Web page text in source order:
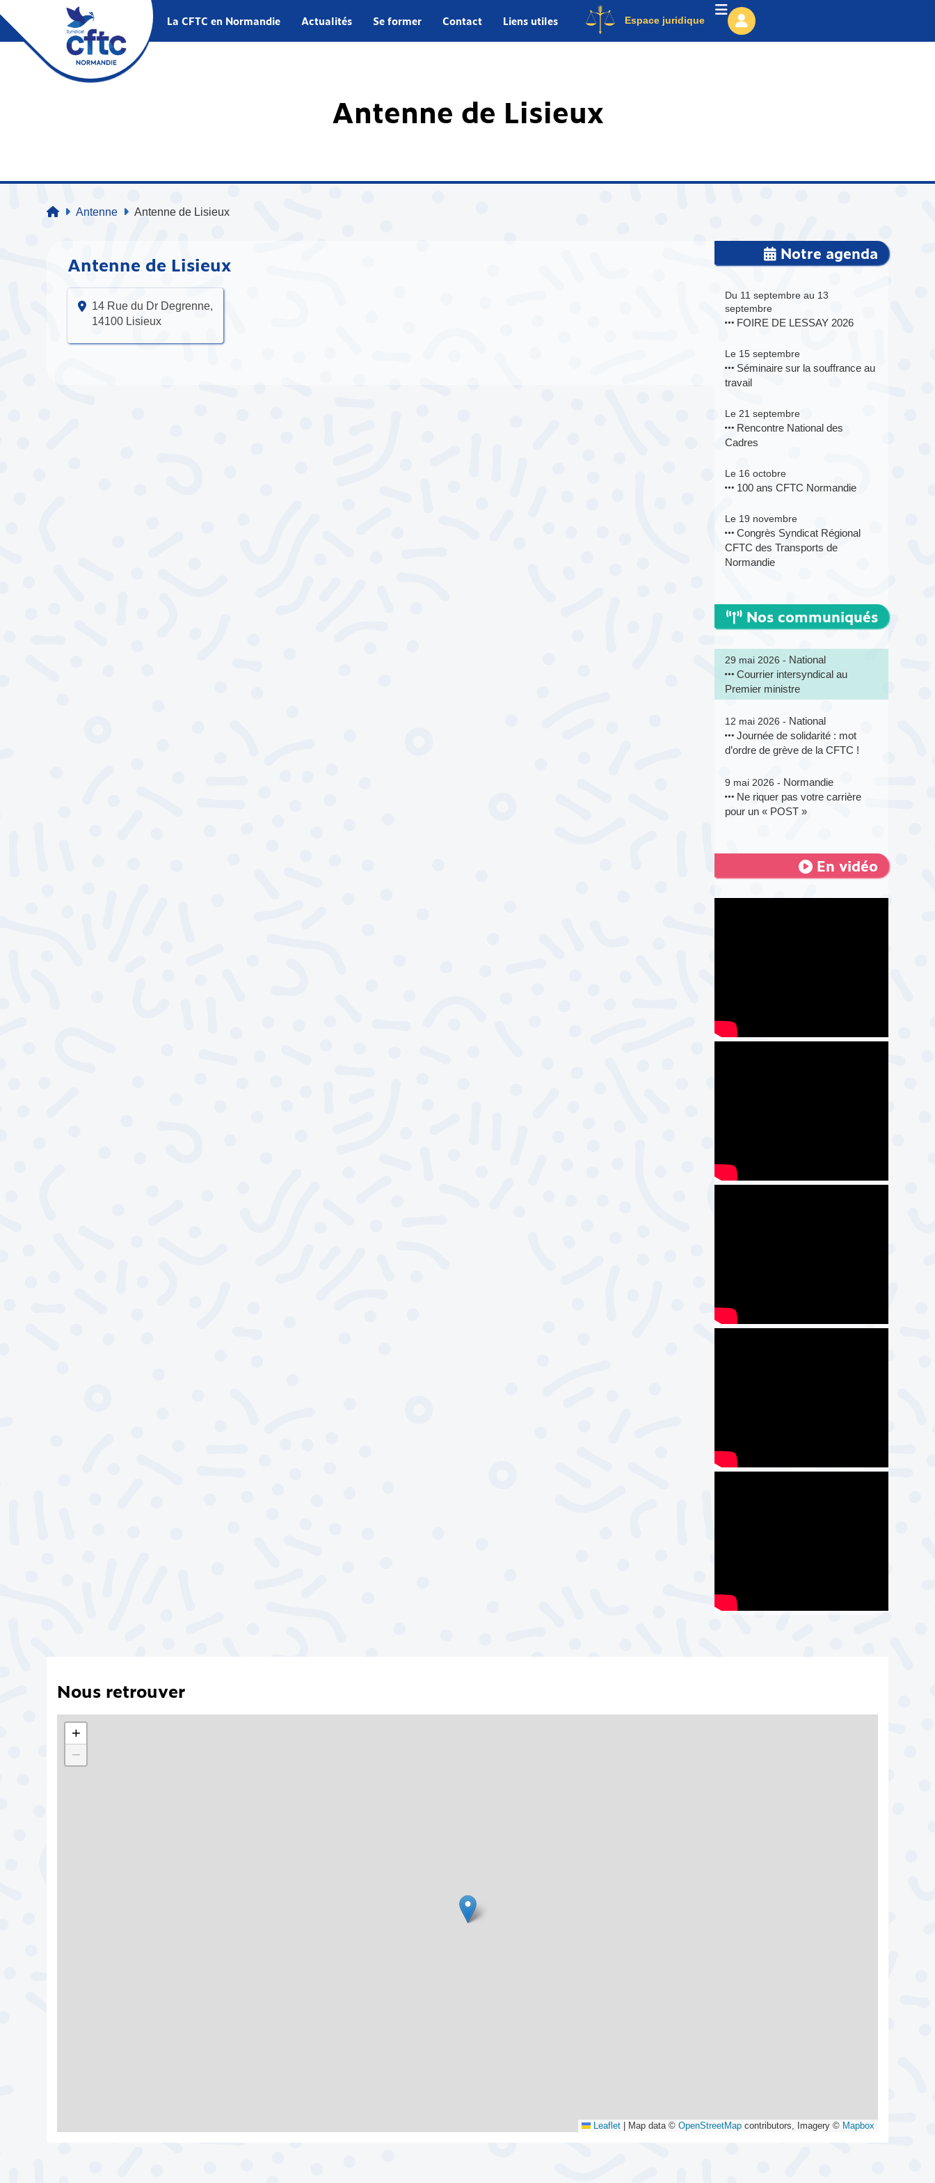
La CFTC en Normandie Actualités Se former Contact Liens utiles Espace juridique
Antenne de Lisieux
Antenne Antenne de Lisieux
Antenne de Lisieux
14 Rue du Dr Degrenne,
14100 Lisieux
Notre agenda
Du 11 septembre au 13
septembre
FOIRE DE LESSAY 2026
Le 15 septembre
Séminaire sur la souffrance au
travail
Le 21 septembre
Rencontre National des
Cadres
Le 16 octobre
100 ans CFTC Normandie
Le 19 novembre
Congrès Syndicat Régional
CFTC des Transports de
Normandie
Nos communiqués
29 mai 2026 - National
Courrier intersyndical au
Premier ministre
12 mai 2026 - National
Journée de solidarité : mot
d’ordre de grève de la CFTC !
9 mai 2026 - Normandie
Ne riquer pas votre carrière
pour un « POST »
En vidéo
Nous retrouver
+
−
Leaflet Map data © OpenStreetMapcontributors, Imagery © Mapbox